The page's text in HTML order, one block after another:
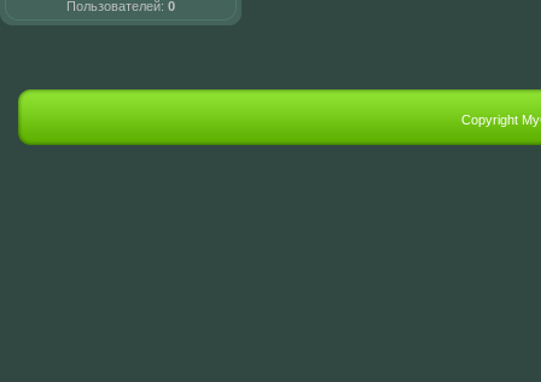
Пользователей: 0
Copyright